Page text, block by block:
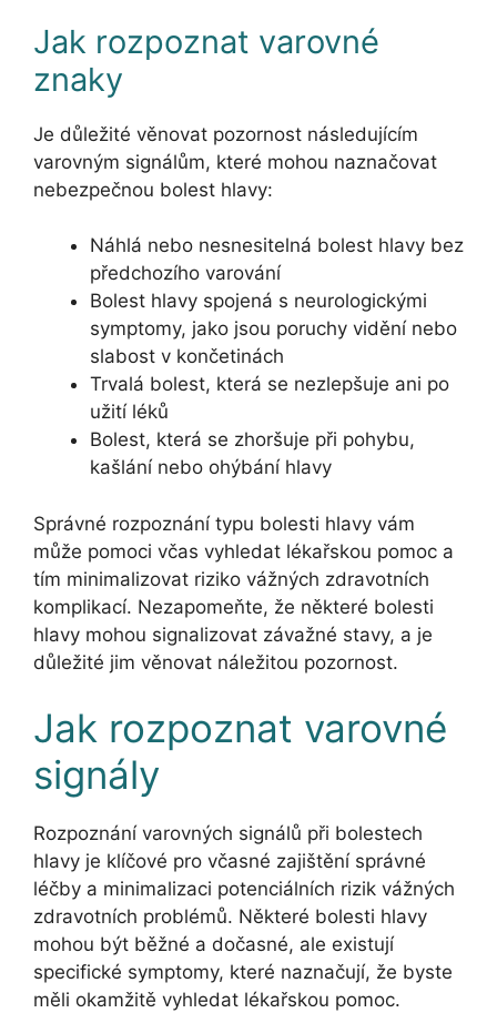
Jak rozpoznat varovné
znaky
Je důležité věnovat pozornost následujícím
varovným signálům, které mohou naznačovat
nebezpečnou bolest hlavy:
Náhlá nebo nesnesitelná bolest hlavy bez
předchozího varování
Bolest hlavy spojená s neurologickými
symptomy, jako jsou poruchy vidění nebo
slabost v končetinách
Trvalá bolest, která se nezlepšuje ani po
užití léků
Bolest, která se zhoršuje při pohybu,
kašlání nebo ohýbání hlavy
Správné rozpoznání typu bolesti hlavy vám
může pomoci včas vyhledat lékařskou pomoc a
tím minimalizovat riziko vážných zdravotních
komplikací. Nezapomeňte, že některé bolesti
hlavy mohou signalizovat závažné stavy, a je
důležité jim věnovat náležitou pozornost.
Jak rozpoznat varovné
signály
Rozpoznání varovných signálů při bolestech
hlavy je klíčové pro včasné zajištění správné
léčby a minimalizaci potenciálních rizik vážných
zdravotních problémů. Některé bolesti hlavy
mohou být běžné a dočasné, ale existují
specifické symptomy, které naznačují, že byste
měli okamžitě vyhledat lékařskou pomoc.